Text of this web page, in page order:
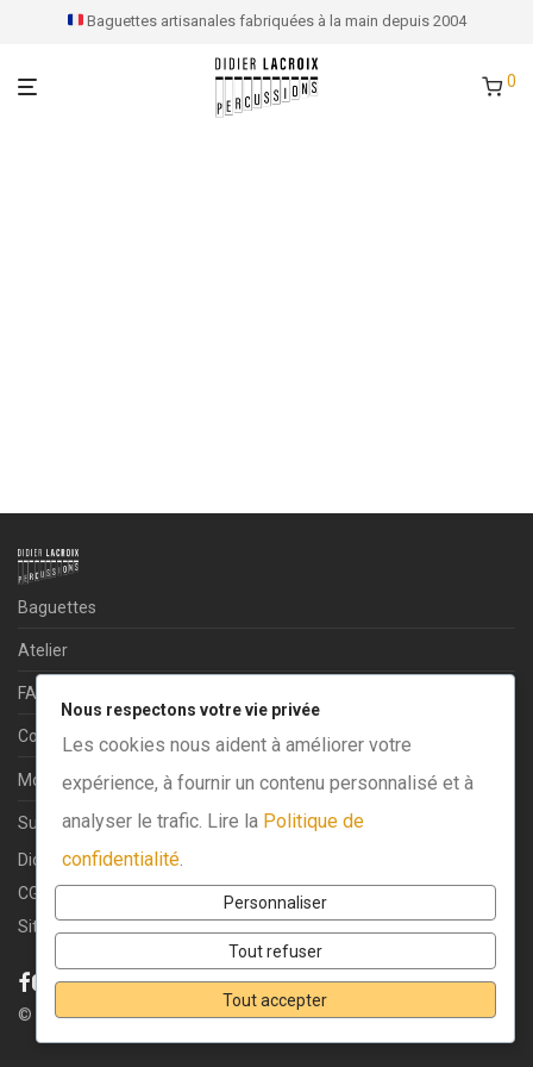
Baguettes artisanales fabriquées à la main depuis 2004
0
Baguettes
Atelier
FAQ
Contact
Mon compte
Suivi de commande
Didier Lacroix - Fabricant de baguettes depuis 2004.
CGV
·
Politique de confidentialité
Site réalisé parClément Rueda.
© 2026Didier Lacroix Percussions
Nous respectons votre vie privée
Les cookies nous aident à améliorer votre
expérience, à fournir un contenu personnalisé et à
analyser le trafic. Lire la Politique de
confidentialité.
Personnaliser
Tout refuser
Tout accepter